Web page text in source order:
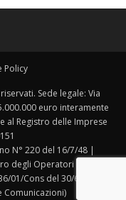
Policy
Sede legale: Via
euro interamente
al Registro delle Imprese
N° 220 del 16/7/48 |
degli Operatori della
01/Cons del 30/6/2001
Comunicazioni)